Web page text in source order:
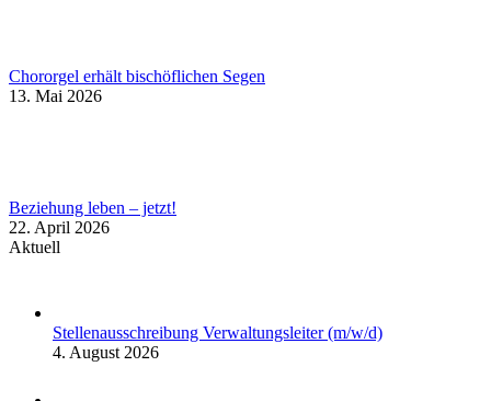
Chororgel erhält bischöflichen Segen
13. Mai 2026
Beziehung leben – jetzt!
22. April 2026
Aktuell
Stellenausschreibung Verwaltungsleiter (m/w/d)
4. August 2026